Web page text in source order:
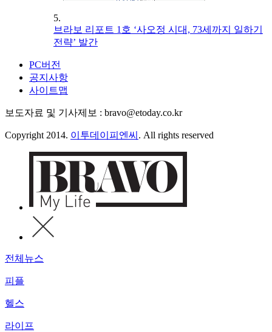
5.
브라보 리포트 1호 ‘사오정 시대, 73세까지 일하기
전략’ 발간
PC버전
공지사항
사이트맵
보도자료 및 기사제보 : bravo@etoday.co.kr
Copyright 2014. 이투데이피엔씨 . All rights reserved
전체뉴스
피플
헬스
라이프